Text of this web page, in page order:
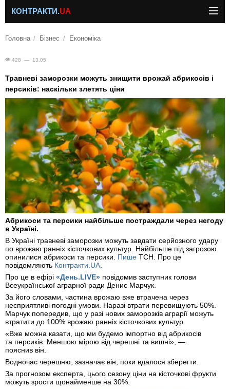
КОНТРАКТИ.UA
Головна Бізнес Економіка
428 — 13.05
Травневі заморозки можуть знищити врожай абрикосів і
персиків: наскільки злетять ціни
Абрикоси та персики найбільше постраждали через негоду
в Україні.
В Україні травневі заморозки можуть завдати серйозного удару
по врожаю ранніх кісточкових культур. Найбільше під загрозою
опинилися абрикоси та персики. Пише ТСН. Про це
повідомляють Контракти.UA.
Про це в ефірі «День.LIVE» повідомив заступник голови
Всеукраїнської аграрної ради Денис Марчук.
За його словами, частина врожаю вже втрачена через
несприятливі погодні умови. Наразі втрати перевищують 50%.
Марчук попередив, що у разі нових заморозків аграрії можуть
втратити до 100% врожаю ранніх кісточкових культур.
«Вже можна казати, що ми будемо імпортно від абрикосів
та персиків. Меншою мірою від черешні та вишні», —
пояснив він.
Водночас черешню, зазначає він, поки вдалося зберегти.
За прогнозом експерта, цього сезону ціни на кісточкові фрукти
можуть зрости щонайменше на 30%.